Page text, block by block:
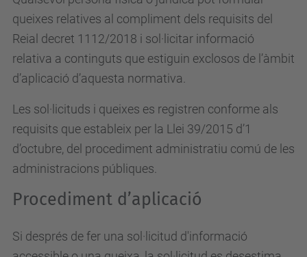
queixes relatives al compliment dels requisits del
Reial decret 1112/2018 i sol·licitar informació
relativa a continguts que estiguin exclosos de l’àmbit
d’aplicació d’aquesta normativa.
Les sol·licituds i queixes es registren conforme als
requisits que estableix per la Llei 39/2015 d’1
d’octubre, del procediment administratiu comú de les
administracions públiques.
Procediment d’aplicació
Si després de fer una sol·licitud d'informació